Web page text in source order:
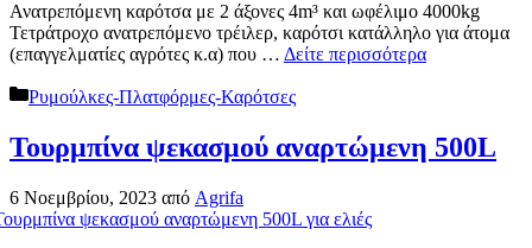
Ανατρεπόμενη καρότσα με 2 άξονες 4m³ και ωφέλιμο 4000kg
Τετράτροχο ανατρεπόμενο τρέιλερ, καρότσι κατάλληλο για άτομα
(επαγγελματίες αγρότες κ.α) που … Δείτε περισσότερα
Κατηγορίες
Ρυμούλκες-Πλατφόρμες-Καρότσες
Τουρμπίνα ψεκασμού αναρτώμενη 500L
6 Νοεμβρίου, 2023 από Agrifa